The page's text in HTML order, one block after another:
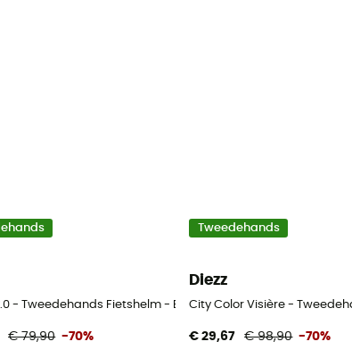
- Tweedehands Fietshelm - Blauw - 45-50 cm
€ 79,90 -70%
Tweedehands
Diezz
City Color Visière -
€ 29,67 € 98,90 -70%